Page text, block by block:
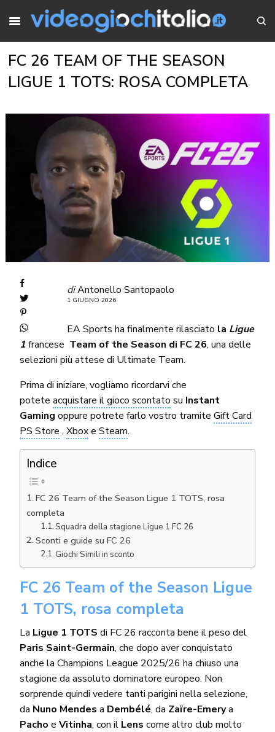
FC 26 TEAM OF THE SEASON
LIGUE 1 TOTS: ROSA COMPLETA
diAntonello Santopaolo
1 GIUGNO 2026
EA Sports ha finalmente rilasciato la Ligue
1 francese Team of the Season di FC 26, una delle
selezioni più attese di Ultimate Team.
Prima di iniziare, vogliamo ricordarvi che
potete acquistare il gioco scontato su Instant
Gaming oppure potrete farlo vostro tramiteGift Card
PS Store ,XboxeSteam.
Indice
FC 26 Team of the Season Ligue 1 TOTS, rosa
completa
Squadra della stagione Ligue 1 FC 26
Sconti e guide su FC 26
Giochi Simili in sconto
FC 26 Team of the Season Ligue
1 TOTS, rosa completa
La Ligue 1 TOTS di FC 26 racconta bene il peso del
Paris Saint-Germain, che dopo aver conquistato
anche la Champions League 2025/26 ha chiuso una
stagione da assoluto dominatore europeo. Non
sorprende quindi vedere tanti parigini nella selezione,
da Nuno Mendes a Dembélé, da Zaïre-Emerya
Pacho e Vitinha, con il Lens come altro club molto